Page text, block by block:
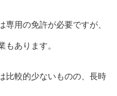
用の免許が必要ですが、
もあります。
比較的少ないものの、長時